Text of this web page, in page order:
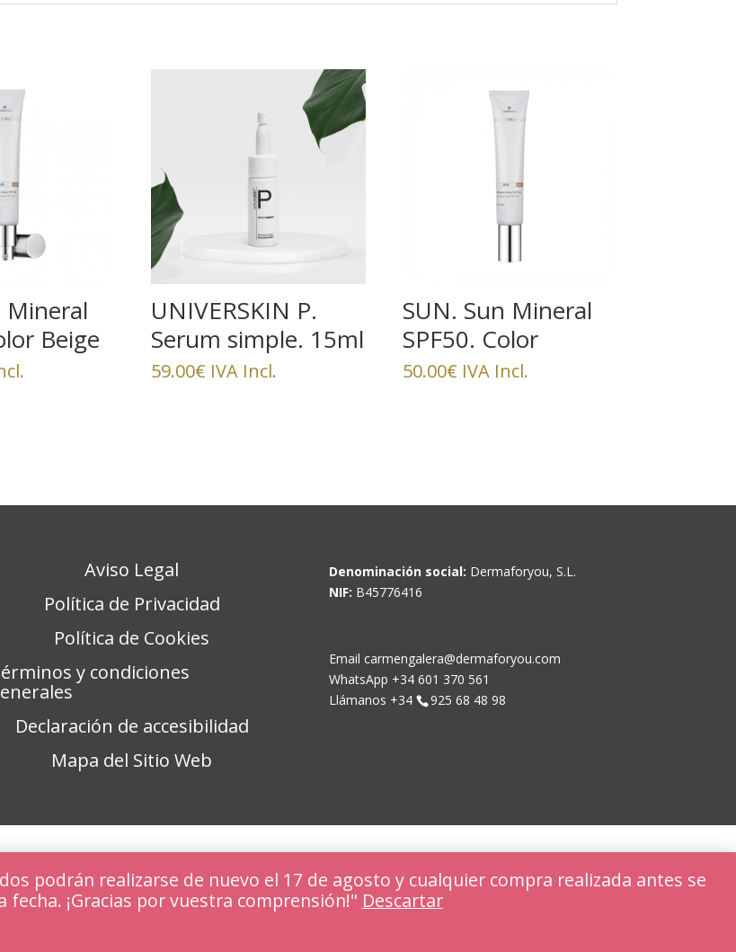
podrán realizarse de nuevo el 17 de agosto y cualquier compra realizada antes se
fecha. ¡Gracias por vuestra comprensión!" Descartar
Mineral
Beige
UNIVERSKIN P.
Serum simple. 15ml
59.00€ IVA Incl.
SUN. Sun Mineral
SPF50. Color
Bronze
50.00€ IVA Incl.
Aviso Legal
Política de Privacidad
Política de Cookies
y condiciones
Declaración de accesibilidad
Mapa del Sitio Web
Denominación social: Dermaforyou, S.L.
NIF: B45776416
Email carmengalera@dermaforyou.com
WhatsApp +34 601 370 561
Llámanos +34
925 68 48 98